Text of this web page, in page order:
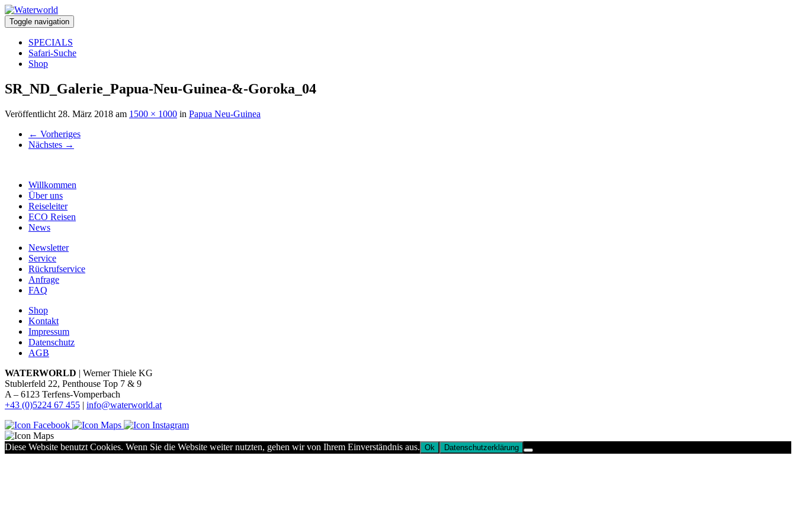
Toggle navigation
SPECIALS
Safari-Suche
Shop
SR_ND_Galerie_Papua-Neu-Guinea-&-Goroka_04
Veröffentlicht 28. März 2018 am 1500 × 1000 in Papua Neu-Guinea
← Vorheriges
Nächstes →
Willkommen
Über uns
Reiseleiter
ECO Reisen
News
Newsletter
Service
Rückrufservice
Anfrage
FAQ
Shop
Kontakt
Impressum
Datenschutz
AGB
WATERWORLD | Werner Thiele KG
Stublerfeld 22, Penthouse Top 7 & 9
A – 6123 Terfens-Vomperbach
+43 (0)5224 67 455 | info@waterworld.at
Diese Website benutzt Cookies. Wenn Sie die Website weiter nutzten, gehen wir von Ihrem Einverständnis aus. Ok Datenschutzerklärung